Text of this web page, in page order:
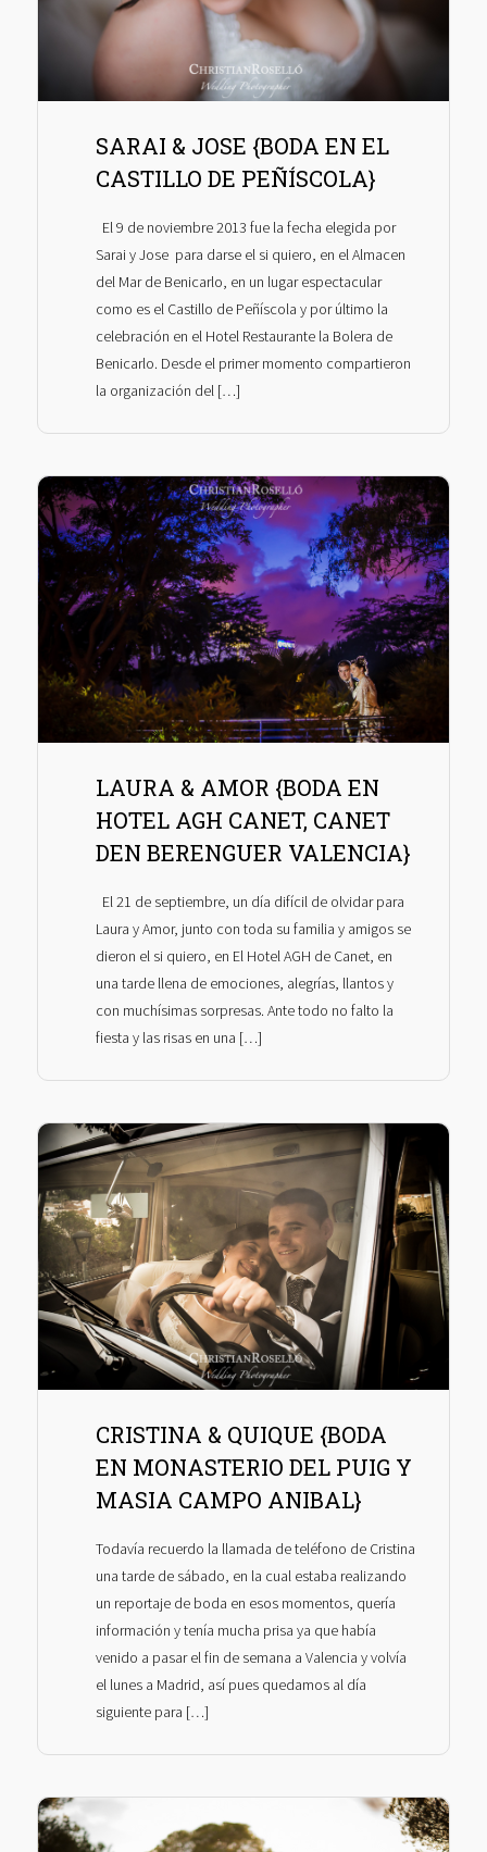
SARAI & JOSE {BODA EN EL
CASTILLO DE PEÑÍSCOLA}
El 9 de noviembre 2013 fue la fecha elegida por
Sarai y Jose para darse el si quiero, en el Almacen
del Mar de Benicarlo, en un lugar espectacular
como es el Castillo de Peñíscola y por último la
celebración en el Hotel Restaurante la Bolera de
Benicarlo. Desde el primer momento compartieron
la organización del […]
LAURA & AMOR {BODA EN
HOTEL AGH CANET, CANET
DEN BERENGUER VALENCIA}
El 21 de septiembre, un día difícil de olvidar para
Laura y Amor, junto con toda su familia y amigos se
dieron el si quiero, en El Hotel AGH de Canet, en
una tarde llena de emociones, alegrías, llantos y
con muchísimas sorpresas. Ante todo no falto la
fiesta y las risas en una […]
CRISTINA & QUIQUE {BODA
EN MONASTERIO DEL PUIG Y
MASIA CAMPO ANIBAL}
Todavía recuerdo la llamada de teléfono de Cristina
una tarde de sábado, en la cual estaba realizando
un reportaje de boda en esos momentos, quería
información y tenía mucha prisa ya que había
venido a pasar el fin de semana a Valencia y volvía
el lunes a Madrid, así pues quedamos al día
siguiente para […]